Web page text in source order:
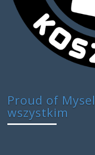
Proud of
wszystkim